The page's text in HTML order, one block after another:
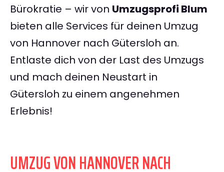
Bürokratie – wir von Umzugsprofi Blum
bieten alle Services für deinen Umzug
von Hannover nach Gütersloh an.
Entlaste dich von der Last des Umzugs
und mach deinen Neustart in
Gütersloh zu einem angenehmen
Erlebnis!
UMZUG VON HANNOVER NACH